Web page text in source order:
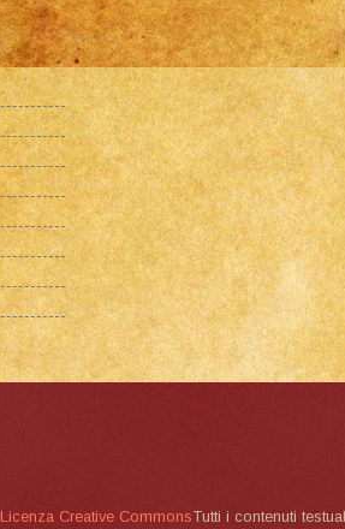
Licenza Creative CommonsTutti i contenuti